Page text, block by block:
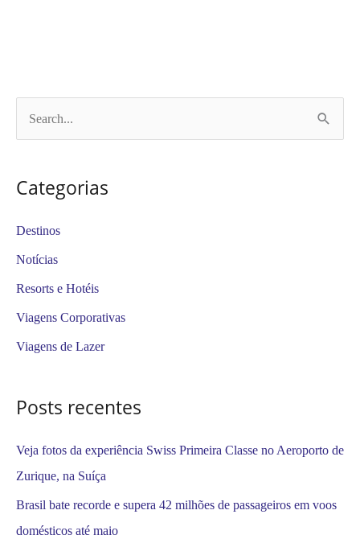
q
u
i
p
r
Categorias
Destinos
Notícias
Resorts e Hotéis
Viagens Corporativas
Viagens de Lazer
Posts recentes
Veja fotos da experiência Swiss Primeira Classe no Aeroporto de
Zurique, na Suíça
Brasil bate recorde e supera 42 milhões de passageiros em voos
domésticos até maio